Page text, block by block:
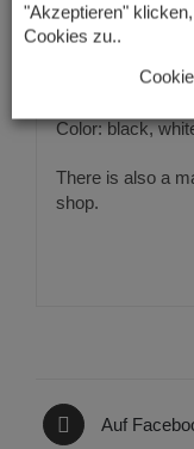
Diameter of the
Material:
Color: black,
There is also a
shop.
Auf
"Akzeptieren"
Cookies zu..